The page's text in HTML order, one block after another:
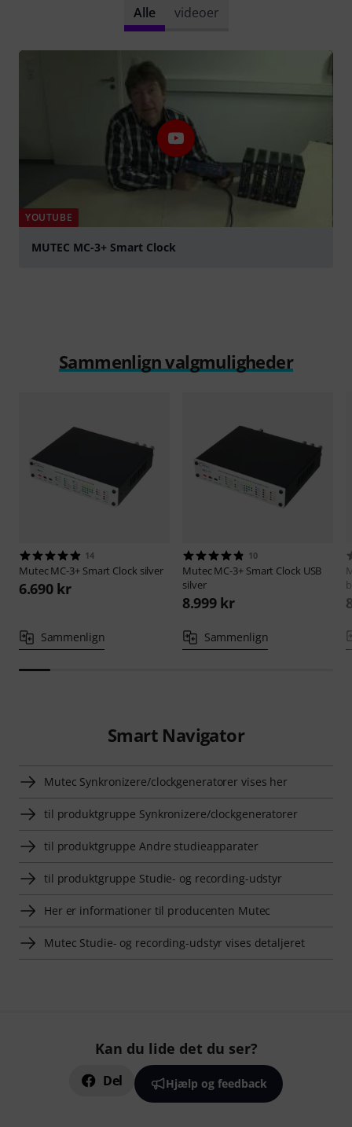
Alle videoer
YOUTUBE
MUTEC MC-3+ Smart Clock
Sammenlign valgmuligheder
14
MutecMC-3+ Smart Clock silver
6.690 kr
Sammenlign
10
MutecMC-3+ Smart Clock USB
silver
8.999 kr
Sammenlign
Smart Navigator
Mutec Synkronizere/clockgeneratorer vises her
til produktgruppe Synkronizere/clockgeneratorer
til produktgruppe Andre studieapparater
til produktgruppe Studie- og recording-udstyr
Her er informationer til producenten Mutec
Mutec Studie- og recording-udstyr vises detaljeret
Kan du lide det du ser?
Del Hjælp og feedback